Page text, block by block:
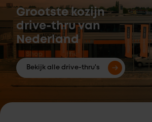
Grootste kozijn
drive-thru van
Nederland
Bekijk alle drive-thru's